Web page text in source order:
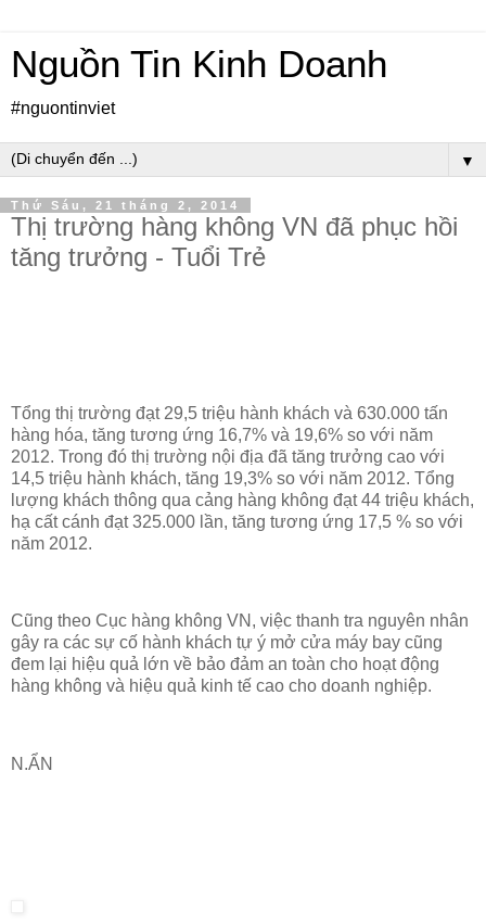
Nguồn Tin Kinh Doanh
#nguontinviet
▼
Thứ Sáu, 21 tháng 2, 2014
Thị trường hàng không VN đã phục hồi
tăng trưởng - Tuổi Trẻ
Tổng thị trường đạt 29,5 triệu hành khách và 630.000 tấn
hàng hóa, tăng tương ứng 16,7% và 19,6% so với năm
2012. Trong đó thị trường nội địa đã tăng trưởng cao với
14,5 triệu hành khách, tăng 19,3% so với năm 2012. Tổng
lượng khách thông qua cảng hàng không đạt 44 triệu khách,
hạ cất cánh đạt 325.000 lần, tăng tương ứng 17,5 % so với
năm 2012.
Cũng theo Cục hàng không VN, việc thanh tra nguyên nhân
gây ra các sự cố hành khách tự ý mở cửa máy bay cũng
đem lại hiệu quả lớn về bảo đảm an toàn cho hoạt động
hàng không và hiệu quả kinh tế cao cho doanh nghiệp.
N.ẨN